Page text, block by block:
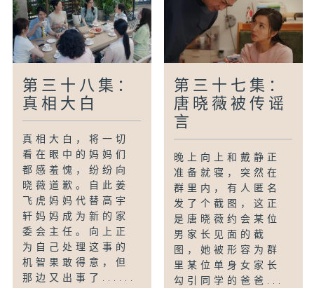
第三十八集：
真相大白
真相大白，将一切
看在眼中的妈妈们
都感羞愧，纷纷向
晓薇道歉。自此姜
飞虎妈妈代替高宇
轩妈妈成为新的家
委会主任。向上正
为自己处理这事的
机智果敢得意，但
那边又出事了......
第三十七集：
唐晓薇被传谣
言
晚上向上和戴静正
准备就寝，突然在
群里内，有人匿名
发了个截图，这正
是唐晓薇约会某位
男家长见面的截
图，她被形容为群
里某位单身女家长
勾引同学的爸爸...